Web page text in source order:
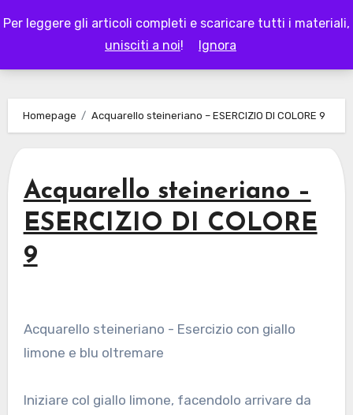
Per leggere gli articoli completi e scaricare tutti i materiali,
unisciti a noi! Ignora
to
LAPAPPADOLCE
Homepage Acquarello steineriano – ESERCIZIO DI COLORE 9
Acquarello steineriano –
ESERCIZIO DI COLORE
9
Acquarello steineriano - Esercizio con giallo
limone e blu oltremare
Iniziare col giallo limone, facendolo arrivare da